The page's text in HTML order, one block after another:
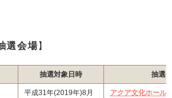
選会場】
抽選対象日時 抽選
平成31年(2019年)8月 アクア文化ホール(